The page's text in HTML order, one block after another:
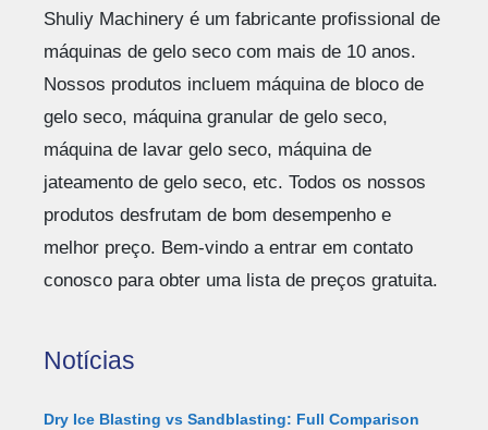
Shuliy Machinery é um fabricante profissional de
máquinas de gelo seco com mais de 10 anos.
Nossos produtos incluem máquina de bloco de
gelo seco, máquina granular de gelo seco,
máquina de lavar gelo seco, máquina de
jateamento de gelo seco, etc. Todos os nossos
produtos desfrutam de bom desempenho e
melhor preço. Bem-vindo a entrar em contato
conosco para obter uma lista de preços gratuita.
Notícias
Dry Ice Blasting vs Sandblasting: Full Comparison